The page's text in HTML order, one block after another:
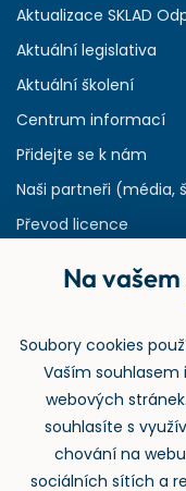
Aktualizace SKLAD
Aktuální legislativa
Aktuální školení
Centrum informací
Přidejte se k nám
Naši partneři (média,
Převod licence
Rejstřík používaných
Zpětný odběr
Na
Soubory cookies
Vaším souhlasem
webových
souhlasíte s
chování na
sociálních sítích a